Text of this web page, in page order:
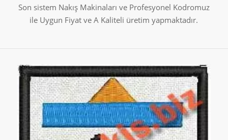
Son sistem Nakış Makinaları ve Profesyonel Kodromuz
ile Uygun Fiyat ve A Kaliteli üretim yapmaktadır.